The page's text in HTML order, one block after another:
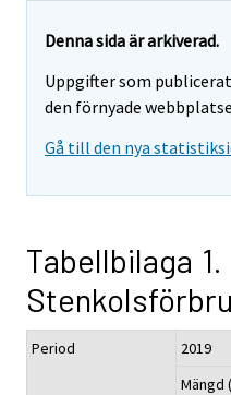
Denna sida är arkiverad.
Uppgifter som
den förnyade
Gå till den nya
Tabellbilaga 1.
Period 2019
Mängd